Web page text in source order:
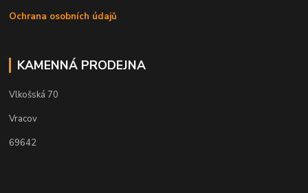
Ochrana osobních údajů
KAMENNÁ PRODEJNA
Vlkošská 70
Vracov
69642